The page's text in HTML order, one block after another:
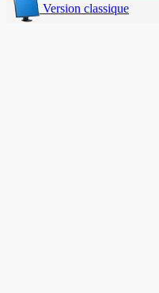
Version classique